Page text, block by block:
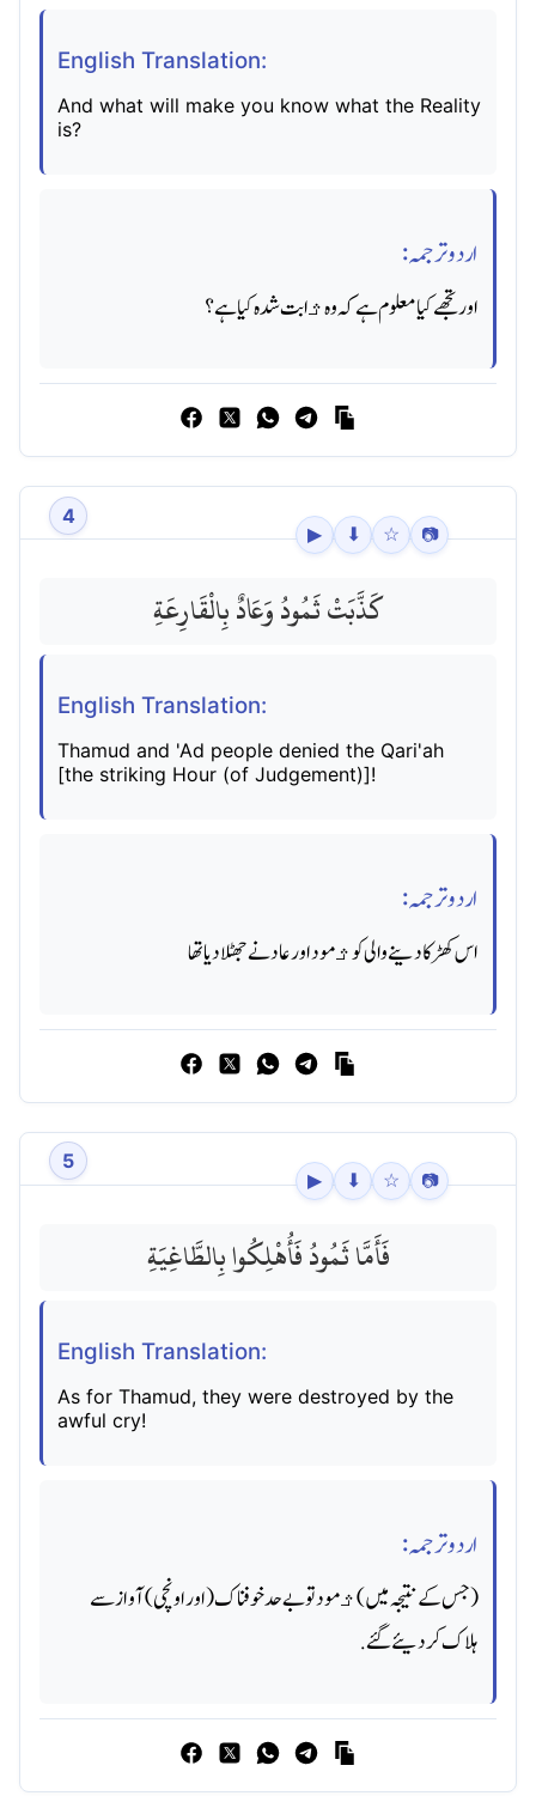
English Translation:
And what will make you know what the Reality
is?
اردو ترجمہ:
اور تجھے کیا معلوم ہے کہ وه ﺛابت شده کیا ہے؟
4
▶ ⬇ ☆ 📷
كَذَّبَتْ ثَمُودُ وَعَادٌ بِالْقَارِعَةِ
English Translation:
Thamud and 'Ad people denied the Qari'ah
[the striking Hour (of Judgement)]!
اردو ترجمہ:
اس کھڑکا دینے والی کو ﺛمود اور عاد نے جھٹلا دیا تھا
5
▶ ⬇ ☆ 📷
فَأَمَّا ثَمُودُ فَأُهْلِكُوا بِالطَّاغِيَةِ
English Translation:
As for Thamud, they were destroyed by the
awful cry!
اردو ترجمہ:
(جس کے نتیجہ میں) ﺛمود تو بے حد خوفناک (اور اونچی) آواز سے
ہلاک کردیئے گئے.